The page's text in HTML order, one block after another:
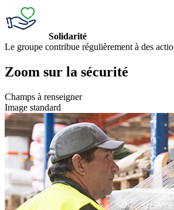
Solidarité
Le groupe contribue régulièrement à des
Zoom sur la sécurité
Champs à renseigner
Image standard